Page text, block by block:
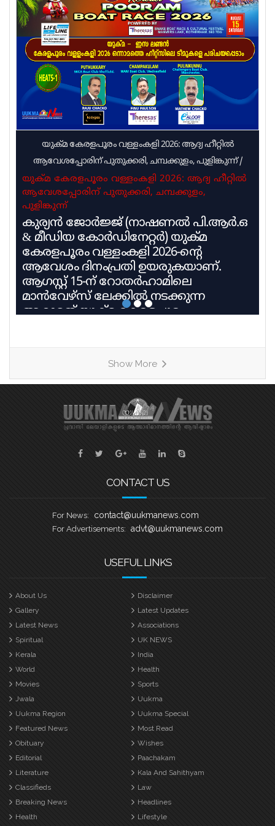
ഭീഷണിയും വെല്ലുവിളിയും നടത്തിയത്. ഒളിവിലുള്ള
തന്നെ പിടിക്കാൻ പറ്റുമെങ്കിൽ പിടിക്കു എന്നാണ്
അർജുൻ ആയങ്കിയുടെ വെല്ലുവിളി. ഹൈക്കോടതി
ജാമ്യം തള്ളിയപ്പോൾ കീഴടങ്ങാം എന്ന് തീരുമാനിച്ചു.
പക്ഷെ അല്ലാതെ പിടിച്ചെ മതിയാവു
യുക്മ കേരളപൂരം വള്ളംകളി 2026: ആദ്യ ഹീറ്റിൽ
ആവേശപ്പോരിന് പുതുക്കരി, ചമ്പക്കുളം, പുളിങ്കുന്ന്/
യുക്മ കേരളപൂരം വള്ളംകളി 2026: ആദ്യ ഹീറ്റിൽ
ആവേശപ്പോരിന് പുതുക്കരി, ചമ്പക്കുളം,
പുളിങ്കുന്ന്
കുര്യൻ ജോർജ്ജ് (നാഷണൽ പി.ആർ.ഒ
& മീഡിയ കോർഡിനേറ്റർ) യുക്മ
കേരളപൂരം വള്ളംകളി 2026-ന്റെ
ആവേശം ദിനംപ്രതി ഉയരുകയാണ്.
ആഗസ്റ്റ് 15-ന് റോതർഹാമിലെ
മാൻവേഴ്സ് ലേക്കിൽ നടക്കുന്ന
ആറാമത് യുക്മ കേരളപൂരം
ടീമും കഠിന പരിശീലനത്തിന്റെ
അവസാനഘട്ടത്തിലാണ്. കേരളത്തിലെ
ചുണ്ടൻവള്ളം പാരമ്പര്യം
നിലനിർത്തിക്കൊണ്ട്, യുകെയിലെ
വിവിധ ബോട്ട് ക്ലബ്ബുകളെ
പ്രതിനിധീകരിക്കുന്ന ടീമുകൾ കുട്ടനാടൻ
വള്ളങ്ങളിലാണ് മത്സരിക്കുന്നത്. ഓരോ
Show More
CONTACT US
For News: contact@uukmanews.com
For Advertisements: advt@uukmanews.com
USEFUL LINKS
About Us
Disclaimer
Gallery
Latest Updates
Latest News
Associations
Spiritual
UK NEWS
Kerala
India
World
Health
Movies
Sports
Jwala
Uukma
Uukma Region
Uukma Special
Featured News
Most Read
Obituary
Wishes
Editorial
Paachakam
Literature
Kala And Sahithyam
Classifieds
Law
Breaking News
Headlines
Health
Lifestyle